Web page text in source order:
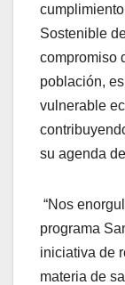
Sostenible
compromiso
población,
vulnerable
su agenda
“Nos
programa
iniciativa de
materia de